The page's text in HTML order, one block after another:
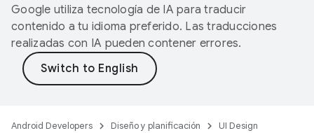
Google utiliza tecnología de IA para traducir
contenido a tu idioma preferido. Las traducciones
realizadas con IA pueden contener errores.
Android Developers Diseño y planificación
UI Design